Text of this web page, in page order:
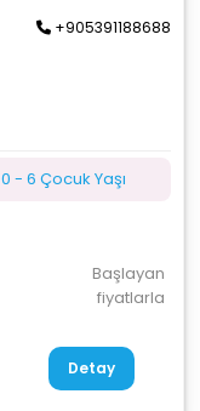
+905391188688
0 - 6 Çocuk Yaşı
Başlayan
fiyatlarla
Detay